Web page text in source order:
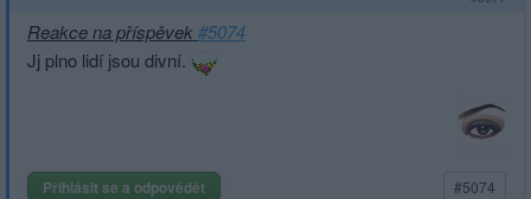
Reakce na příspěvek#5074
Jj plno lidí jsou divní.
Přihlásit se a odpovědět #5074